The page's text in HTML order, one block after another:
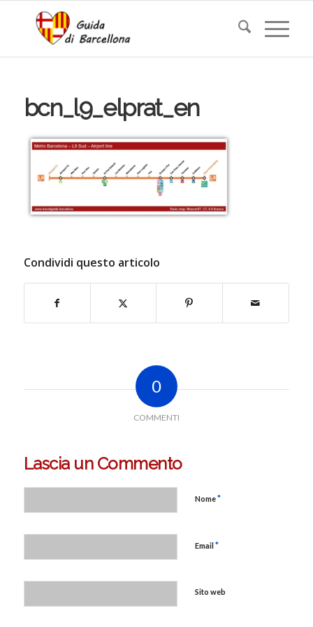
bcn_l9_elprat_en
Condividi questo articolo
0
COMMENTI
Lascia un Commento
Nome*
Email*
Sito web